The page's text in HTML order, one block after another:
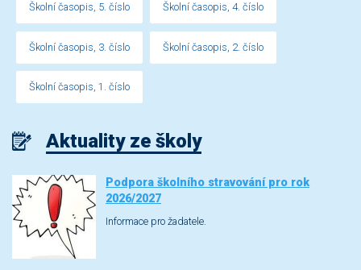
Školní časopis, 5. číslo Školní časopis, 4. číslo
Školní časopis, 3. číslo Školní časopis, 2. číslo
Školní časopis, 1. číslo
Aktuality ze školy
Podpora školního stravování pro rok
2026/2027
Informace pro žadatele.